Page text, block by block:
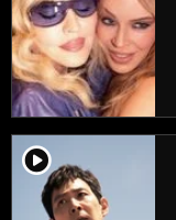
player2